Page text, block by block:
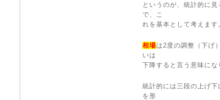
というのが、統計的に
で、こ
れを基本として考えます
相場は2度の調整（下げ
いは
下降すると言う意味にな
統計的には三段の上げ
を形